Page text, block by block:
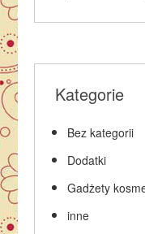
Kategorie
Bez kategorii
Dodatki
Gadżety
inne